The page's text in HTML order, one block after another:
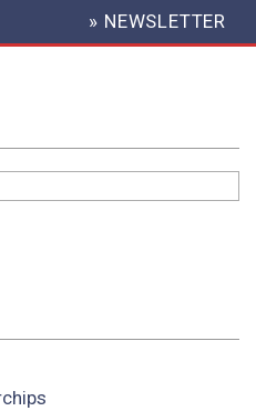
HEADER
MENU
» NEWSLETTER